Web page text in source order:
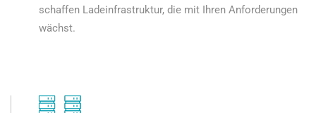
schaffen Ladeinfrastruktur, die mit Ihren Anforderungen
wächst.